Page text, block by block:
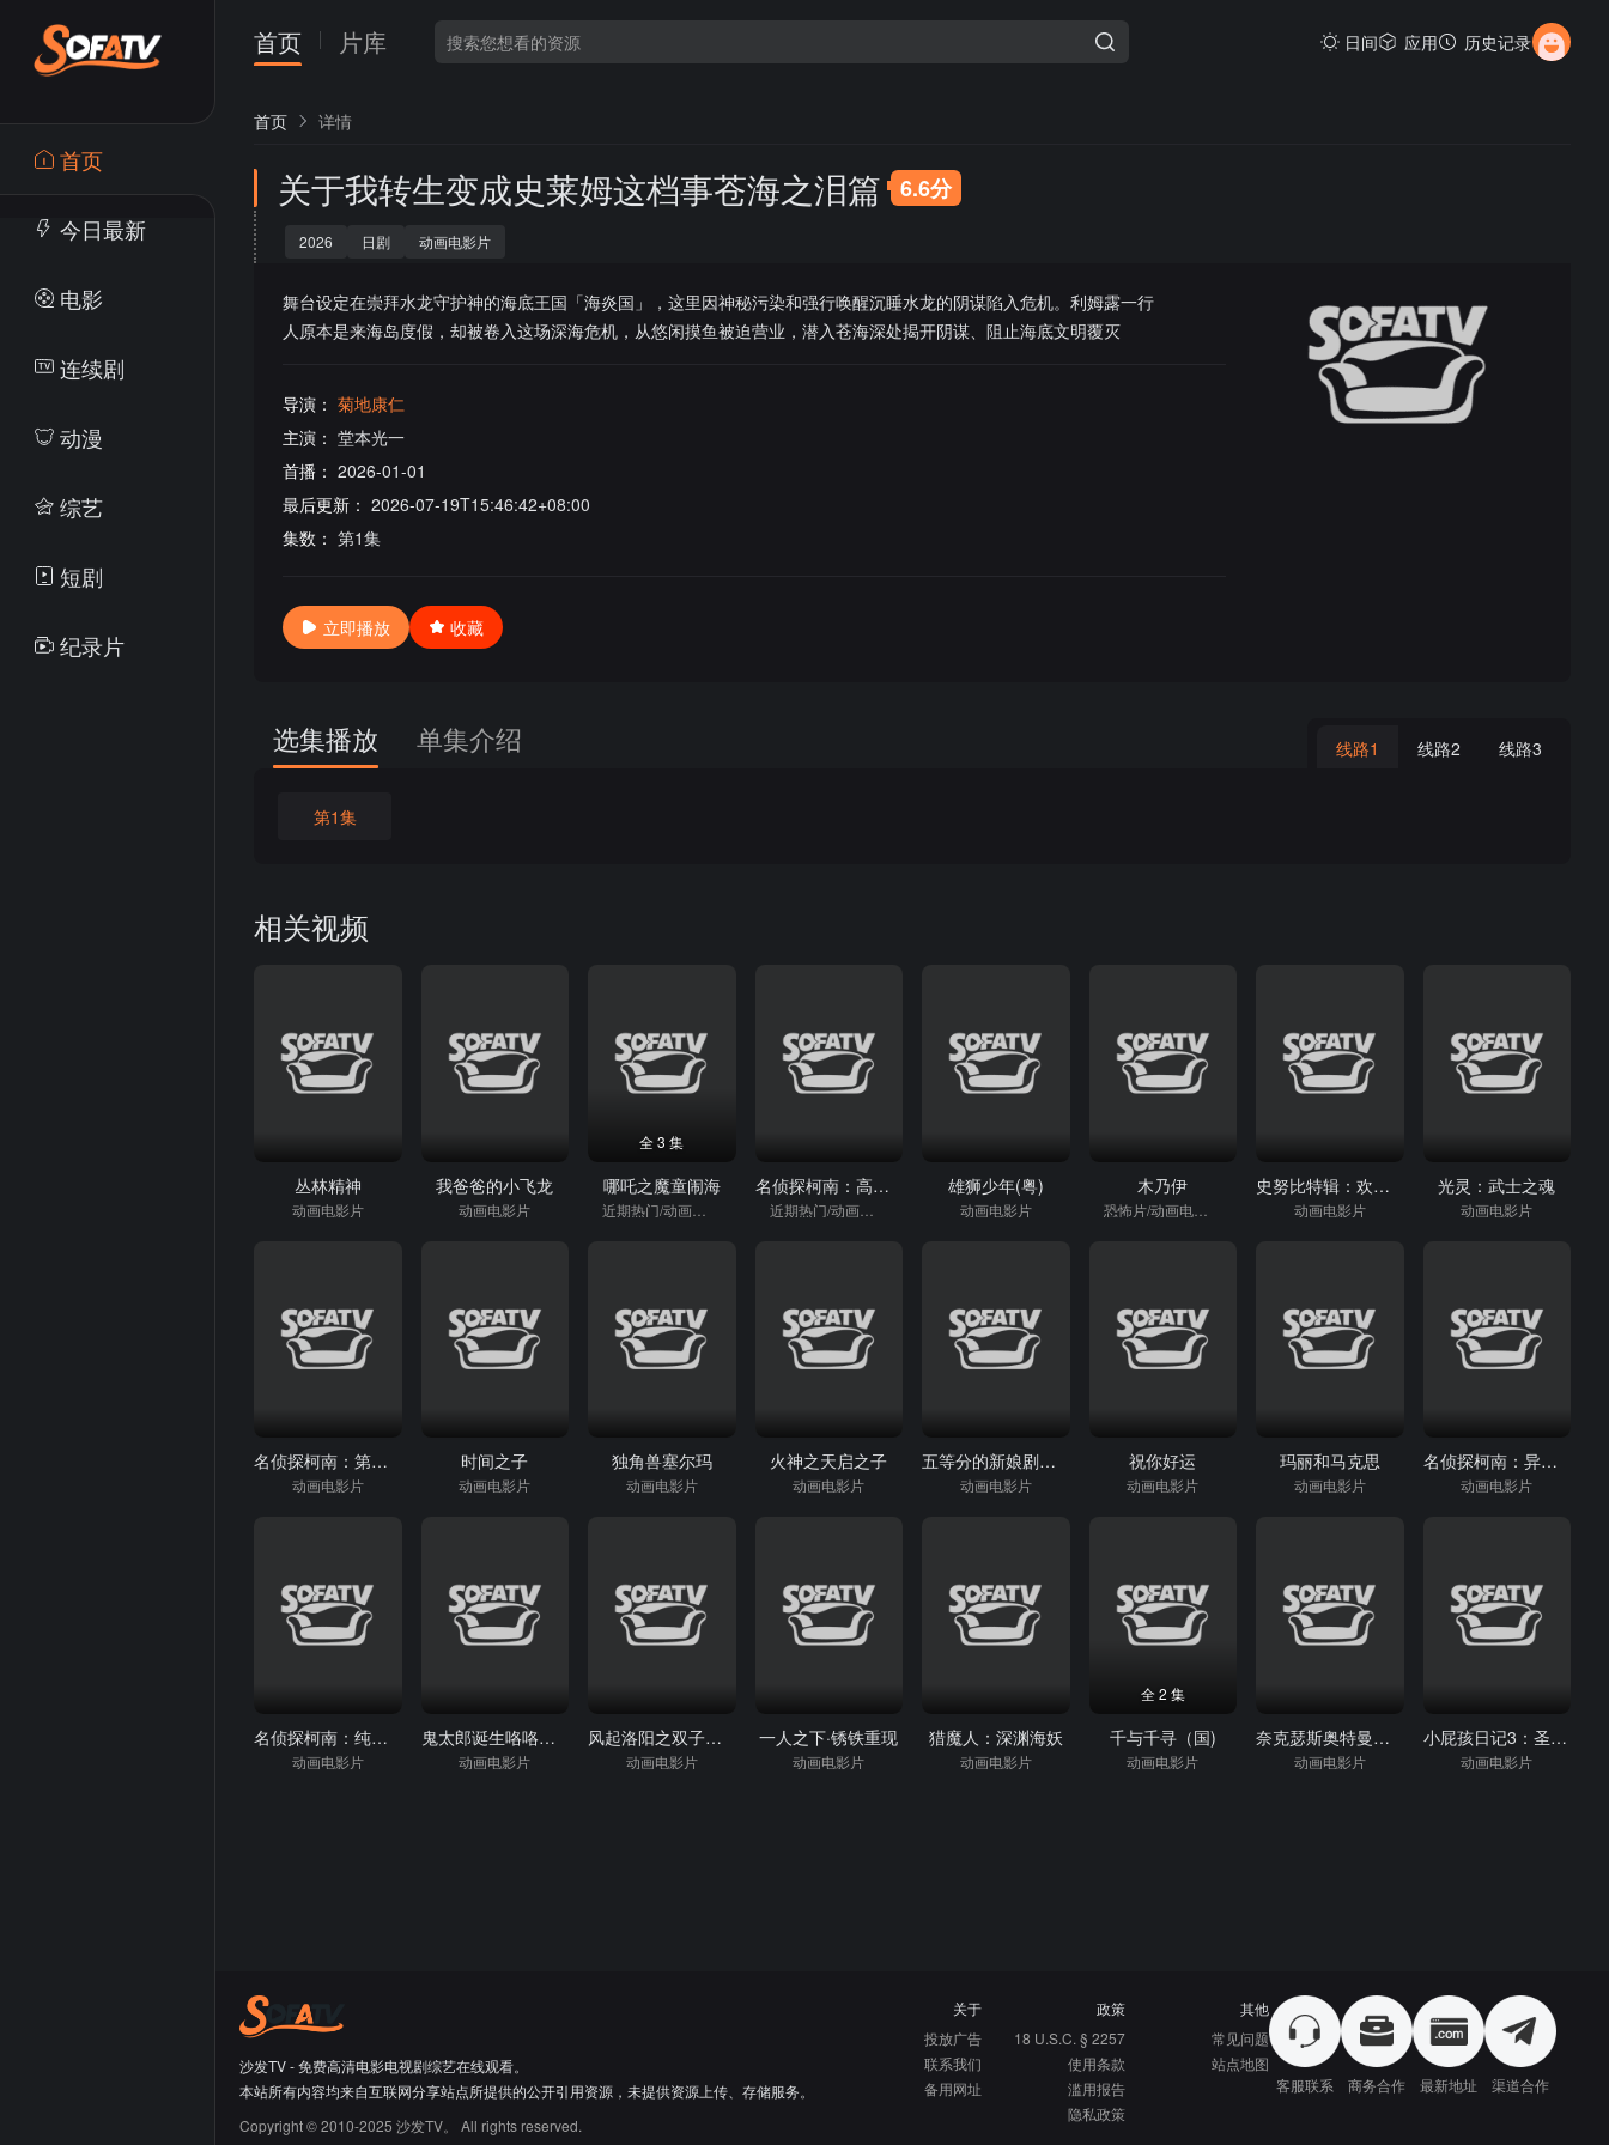
首页
今日最新
电影
连续剧
动漫
综艺
短剧
纪录片
首页 片库 日间 应用 历史记录
首页 详情
关于我转生变成史莱姆这档事苍海之泪篇 6.6分
2026 日剧 动画电影片
舞台设定在崇拜水龙守护神的海底王国「海炎国」，这里因神秘污染和强行唤醒沉睡水龙的阴谋陷入危机。利姆露一行
人原本是来海岛度假，却被卷入这场深海危机，从悠闲摸鱼被迫营业，潜入苍海深处揭开阴谋、阻止海底文明覆灭
导演： 菊地康仁
主演： 堂本光一
首播： 2026-01-01
最后更新： 2026-07-19T15:46:42+08:00
集数： 第1集
立即播放 收藏
选集播放 单集介绍 线路1 线路2 线路3
第1集
相关视频
丛林精神
动画电影片
我爸爸的小飞龙
动画电影片
全 3 集
哪吒之魔童闹海 名侦探柯南：高速公路的堕天使
近期热门/动画电影片
雄狮少年(粤)
动画电影片
木乃伊
恐怖片/动画电影片
史努比特辑：欢迎回家，富兰克林
动画电影片
光灵：武士之魂
动画电影片
名侦探柯南：第十四个目标
动画电影片
时间之子
动画电影片
独角兽塞尔玛
动画电影片
火神之天启之子
动画电影片
五等分的新娘剧场版
动画电影片
祝你好运
动画电影片
玛丽和马克思
动画电影片
名侦探柯南：异次元的狙击手
动画电影片
名侦探柯南：纯黑的恶梦
动画电影片
鬼太郎诞生咯咯咯之谜
动画电影片
风起洛阳之双子追凶
动画电影片
一人之下·锈铁重现
动画电影片
猎魔人：深渊海妖
动画电影片
全 2 集
千与千寻（国)
动画电影片
奈克瑟斯奥特曼剧场版
动画电影片
小屁孩日记3：圣诞大惊喜
动画电影片
沙发TV - 免费高清电影电视剧综艺在线观看。
本站所有内容均来自互联网分享站点所提供的公开引用资源，未提供资源上传、存储服务。
Copyright © 2010-2025 沙发TV。 All rights reserved.
关于
投放广告
联系我们
备用网址
政策
18 U.S.C. § 2257
使用条款
滥用报告
隐私政策
其他
常见问题
站点地图
客服联系
商务合作 最新地址 渠道合作